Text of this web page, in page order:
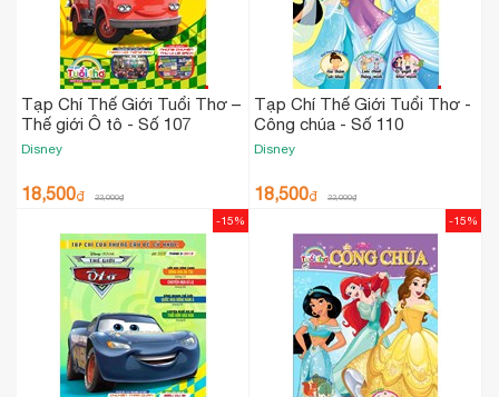
Tạp Chí Thế Giới Tuổi Thơ –
Thế giới Ô tô - Số 107
Disney
18,500₫ 22,000₫
Tạp Chí Thế Giới Tuổi Thơ -
Công chúa - Số 110
Disney
18,500₫ 22,000₫
-15% -15%